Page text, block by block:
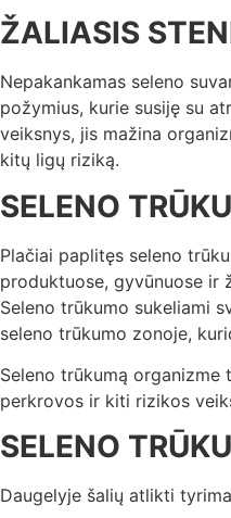
ŽALIASIS
Nepakankamas seleno
požymius, kurie susiję su
veiksnys, jis mažina
kitų ligų riziką.
SELENO
Plačiai paplitęs seleno
produktuose, gyvūnuose ir
Seleno trūkumo sukeliami
seleno trūkumo zonoje,
Seleno trūkumą
perkrovos ir kiti rizikos
SELENO
Daugelyje šalių atlikti